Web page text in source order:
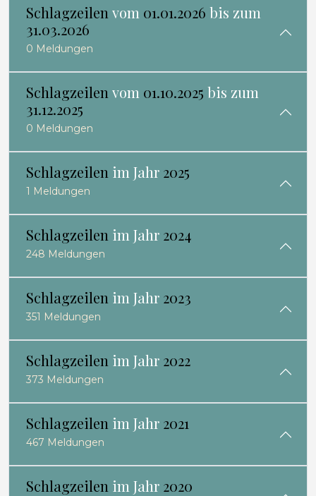
Schlagzeilen vom 01.01.2026 bis zum
31.03.2026
0 Meldungen
Schlagzeilen vom 01.10.2025 bis zum
31.12.2025
0 Meldungen
Schlagzeilen im Jahr 2025
1 Meldungen
Schlagzeilen im Jahr 2024
248 Meldungen
Schlagzeilen im Jahr 2023
351 Meldungen
Schlagzeilen im Jahr 2022
373 Meldungen
Schlagzeilen im Jahr 2021
467 Meldungen
Schlagzeilen im Jahr 2020